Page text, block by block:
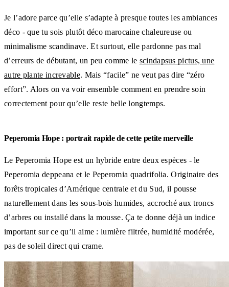
Je l’adore parce qu’elle s’adapte à presque toutes les ambiances
déco - que tu sois plutôt déco marocaine chaleureuse ou
minimalisme scandinave. Et surtout, elle pardonne pas mal
d’erreurs de débutant, un peu comme le scindapsus pictus, une
autre plante increvable. Mais “facile” ne veut pas dire “zéro
effort”. Alors on va voir ensemble comment en prendre soin
correctement pour qu’elle reste belle longtemps.
Peperomia Hope : portrait rapide de cette petite merveille
Le Peperomia Hope est un hybride entre deux espèces - le
Peperomia deppeana et le Peperomia quadrifolia. Originaire des
forêts tropicales d’Amérique centrale et du Sud, il pousse
naturellement dans les sous-bois humides, accroché aux troncs
d’arbres ou installé dans la mousse. Ça te donne déjà un indice
important sur ce qu’il aime : lumière filtrée, humidité modérée,
pas de soleil direct qui crame.